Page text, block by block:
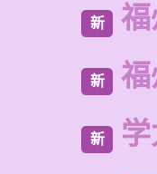
新
新 福
新